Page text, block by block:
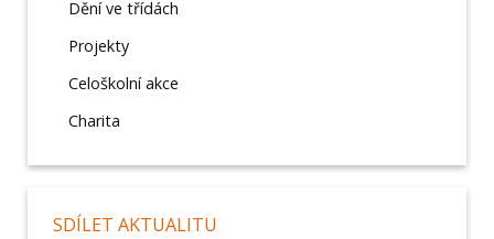
Dění ve třídách
Projekty
Celoškolní akce
Charita
SDÍLET AKTUALITU